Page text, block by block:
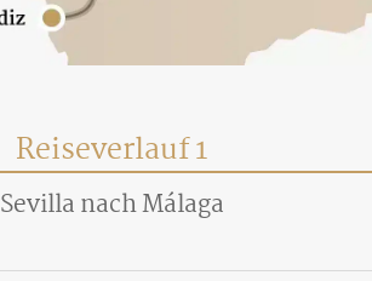
Reiseverlauf 1
Sevilla nach Málaga